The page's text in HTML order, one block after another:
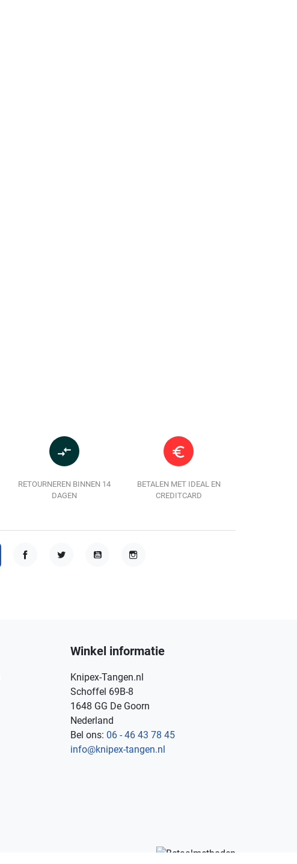
compare_arrows
RETOURNEREN BINNEN 14
DAGEN
euro_symbol
BETALEN MET IDEAL EN
CREDITCARD
Winkel informatie
Knipex-Tangen.nl
Schoffel 69B-8
1648 GG De Goorn
Nederland
Bel ons: 06 - 46 43 78 45
info@knipex-tangen.nl